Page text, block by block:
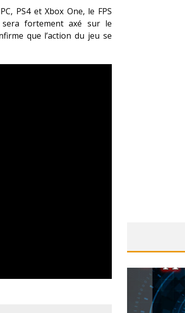
PS4 et Xbox One, le FPS
fortement axé sur le
que l’action du jeu se